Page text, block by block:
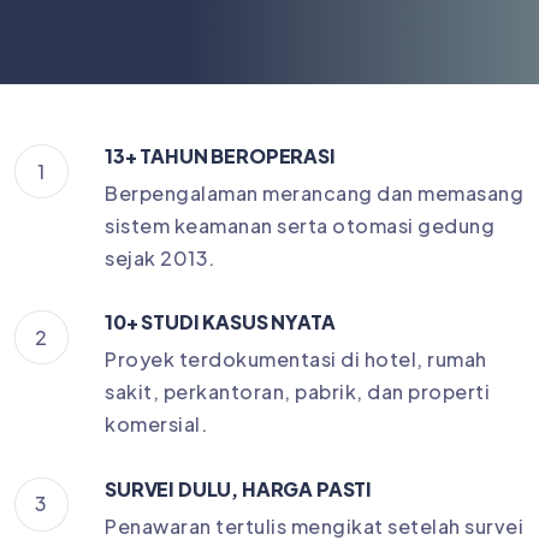
1
13+ TAHUN BEROPERASI
Berpengalaman merancang dan memasang
sistem keamanan serta otomasi gedung
sejak 2013.
2
10+ STUDI KASUS NYATA
Proyek terdokumentasi di hotel, rumah
sakit, perkantoran, pabrik, dan properti
komersial.
3
SURVEI DULU, HARGA PASTI
Penawaran tertulis mengikat setelah survei